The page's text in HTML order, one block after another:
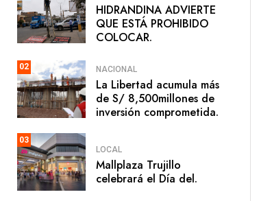
HIDRANDINA ADVIERTE
QUE ESTÁ PROHIBIDO
COLOCAR.
02 NACIONAL
La Libertad acumula más
de S/ 8,500millones de
inversión comprometida.
03
LOCAL
Mallplaza Trujillo
celebrará el Día del.